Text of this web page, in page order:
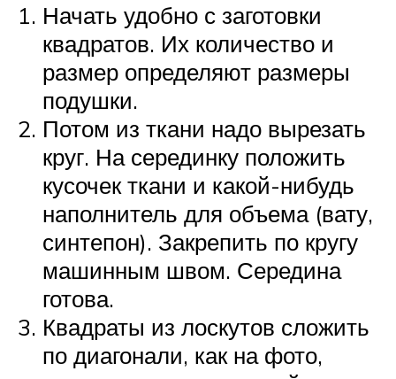
Начать удобно с заготовки
квадратов. Их количество и
размер определяют размеры
подушки.
Потом из ткани надо вырезать
круг. На серединку положить
кусочек ткани и какой-нибудь
наполнитель для объема (вату,
синтепон). Закрепить по кругу
машинным швом. Середина
готова.
Квадраты из лоскутов сложить
по диагонали, как на фото,